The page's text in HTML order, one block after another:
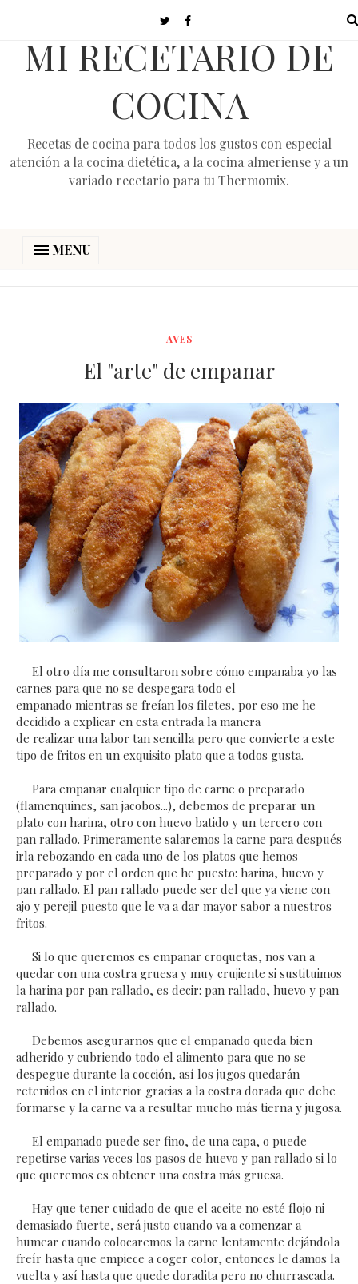
MI RECETARIO DE
COCINA
Recetas de cocina para todos los gustos con especial
atención a la cocina dietética, a la cocina almeriense y a un
variado recetario para tu Thermomix.
MENU
AVES
El "arte" de empanar
El otro día me consultaron sobre cómo empanaba yo las
carnes para que no se despegara todo el
empanado mientras se freían los filetes, por eso me he
decidido a explicar en esta entrada la manera
de realizar una labor tan sencilla pero que convierte a este
tipo de fritos en un exquisito plato que a todos gusta.
Para empanar cualquier tipo de carne o preparado
(flamenquines, san jacobos...), debemos de preparar un
plato con harina, otro con huevo batido y un tercero con
pan rallado. Primeramente salaremos la carne para después
irla rebozando en cada uno de los platos que hemos
preparado y por el orden que he puesto: harina, huevo y
pan rallado. El pan rallado puede ser del que ya viene con
ajo y perejil puesto que le va a dar mayor sabor a nuestros
fritos.
Si lo que queremos es empanar croquetas, nos van a
quedar con una costra gruesa y muy crujiente si sustituimos
la harina por pan rallado, es decir: pan rallado, huevo y pan
rallado.
Debemos asegurarnos que el empanado queda bien
adherido y cubriendo todo el alimento para que no se
despegue durante la cocción, así los jugos quedarán
retenidos en el interior gracias a la costra dorada que debe
formarse y la carne va a resultar mucho más tierna y jugosa.
El empanado puede ser fino, de una capa, o puede
repetirse varias veces los pasos de huevo y pan rallado si lo
que queremos es obtener una costra más gruesa.
Hay que tener cuidado de que el aceite no esté flojo ni
demasiado fuerte, será justo cuando va a comenzar a
humear cuando colocaremos la carne lentamente dejándola
freír hasta que empiece a coger color, entonces le damos la
vuelta y así hasta que quede doradita pero no churrascada.